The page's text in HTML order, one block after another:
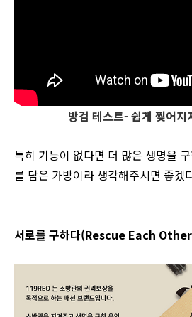
방검 테스트- 쉽게 찢어지
특히 기능이 없다면 더 많은 생명을
를 담은 가방이라 생각해주시면 좋겠
서로를 구하다(Rescue Each